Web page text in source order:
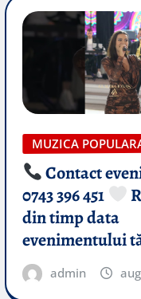
MUZICA
Contact
0743 396 451
din timp data
evenimentului
admin